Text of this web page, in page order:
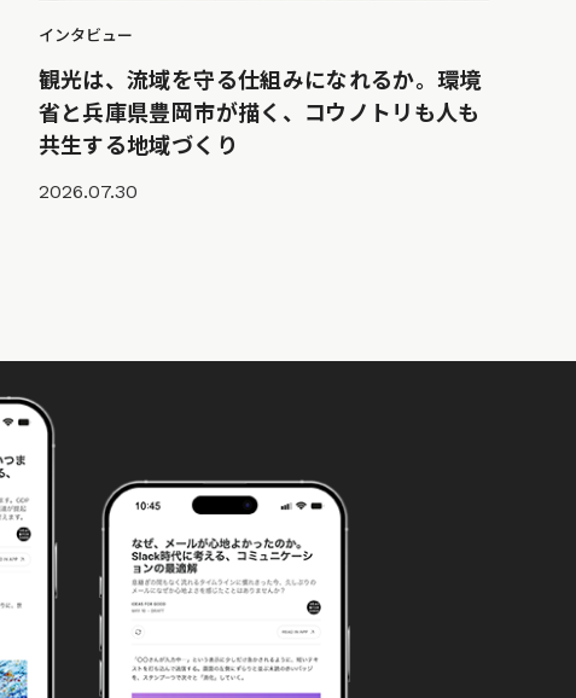
インタビュー
観光は、流域を守る仕組みになれるか。環境
省と兵庫県豊岡市が描く、コウノトリも人も
共生する地域づくり
2026.07.30